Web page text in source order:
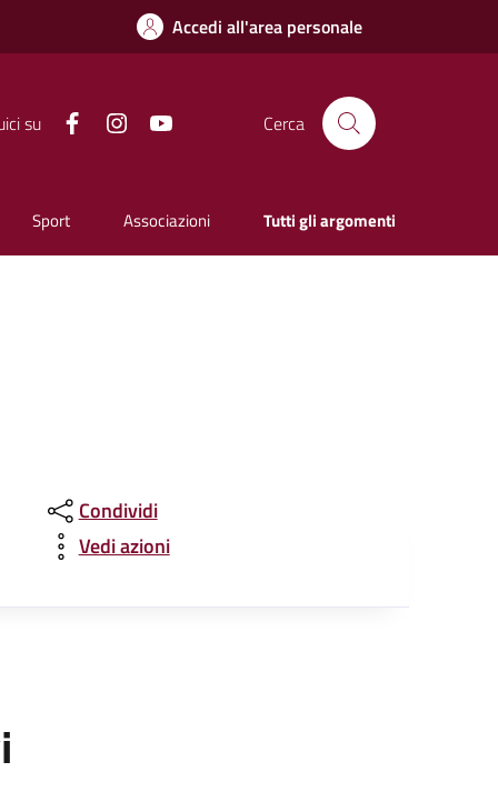
Accedi all'area personale
su Facebook Instagram Cerca
Sport Associazioni Tutti gli argomenti
Condividi
Vedi azioni